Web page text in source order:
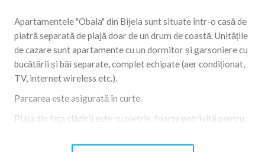
Apartamentele "Obala" din Bijela sunt situate într-o casă de
piatră separată de plajă doar de un drum de coastă. Unitățile
de cazare sunt apartamente cu un dormitor și garsoniere cu
bucătării și băi separate, complet echipate (aer condiționat,
TV, internet wireless etc.).
Parcarea este asigurată în curte.
Plaja din fața clădirii este cu pietriș, foarte potrivită pentru